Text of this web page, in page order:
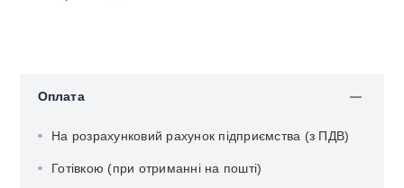
Оплата
На розрахунковий рахунок підприємства (з ПДВ)
Готівкою (при отриманні на пошті)